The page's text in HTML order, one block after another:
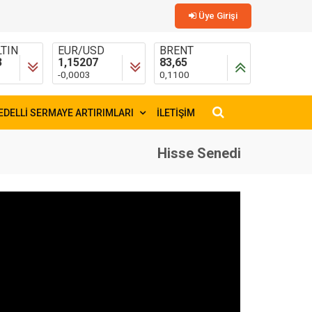
Üye Girişi
EUR/USD
1,15207
-0,0003
BRENT
83,65
0,1100
SERMAYE ARTIRIMLARI İLETİŞİM
×
Hisse Senedi